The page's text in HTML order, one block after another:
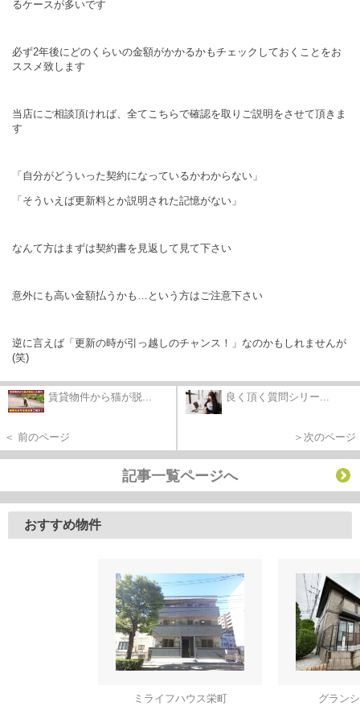
るケースが多いです
必ず2年後にどのくらいの金額がかかるかもチェックしておくことをお
ススメ致します
当店にご相談頂ければ、全てこちらで確認を取りご説明をさせて頂きま
す
「自分がどういった契約になっているかわからない」
「そういえば更新料とか説明された記憶がない」
なんて方はまずは契約書を見返して見て下さい
意外にも高い金額払うかも…という方はご注意下さい
逆に言えば「更新の時が引っ越しのチャンス！」なのかもしれませんが
(笑)
賃貸物件から猫が脱...
＜ 前のページ
良く頂く質問シリー...
＞次のページ
記事一覧ページへ
おすすめ物件
ミライフハウス栄町
グラン